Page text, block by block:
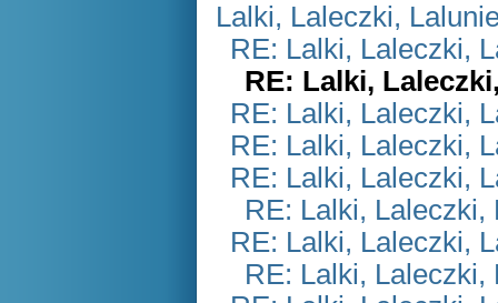
Lalki, Laleczki,
RE: Lalki, Laleczki,
RE: Lalki,
RE: Lalki, Laleczki,
RE: Lalki, Laleczki,
RE: Lalki, Laleczki,
RE: Lalki, Laleczki,
RE: Lalki, Laleczki,
RE: Lalki, Laleczki,